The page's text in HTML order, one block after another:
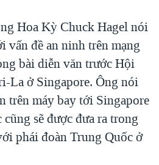
Hoa Kỳ Chuck Hagel nói
vấn đề an ninh trên mạng
bài diễn văn trước Hội
La ở Singapore. Ông nói
trên máy bay tới Singapore
sẽ được đưa ra trong
phái đoàn Trung Quốc ở